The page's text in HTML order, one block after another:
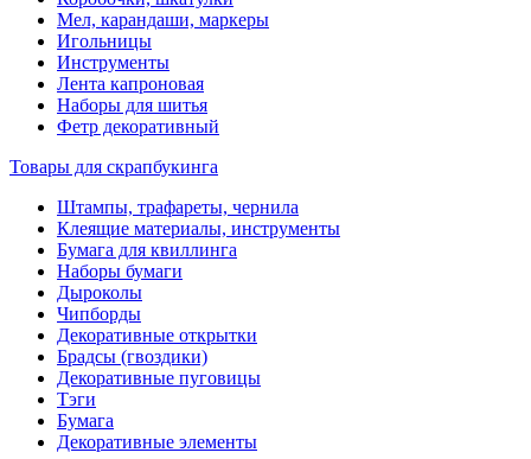
Мел, карандаши, маркеры
Игольницы
Инструменты
Лента капроновая
Наборы для шитья
Фетр декоративный
Товары для скрапбукинга
Штампы, трафареты, чернила
Клеящие материалы, инструменты
Бумага для квиллинга
Наборы бумаги
Дыроколы
Чипборды
Декоративные открытки
Брадсы (гвоздики)
Декоративные пуговицы
Тэги
Бумага
Декоративные элементы